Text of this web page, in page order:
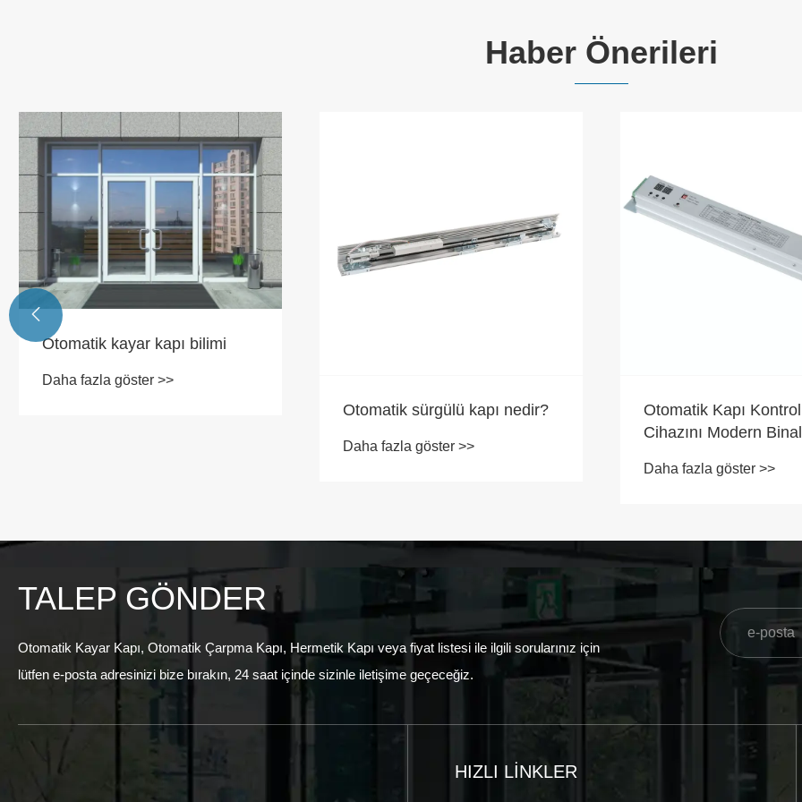
Haber Önerileri
Otomatik kayar kapı bilimi
Daha fazla göster >>
Otomatik sürgülü kapı nedir?
Daha fazla göster >>
Otomatik Kapı Kontrol
Cihazını Modern
Daha fazla göster >>

TALEP GÖNDER
Otomatik Kayar Kapı, Otomatik Çarpma Kapı, Hermetik Kapı veya fiyat listesi ile ilgili sorularınız için
lütfen e-posta adresinizi bize bırakın, 24 saat içinde sizinle iletişime geçeceğiz.
HIZLI LINKLER